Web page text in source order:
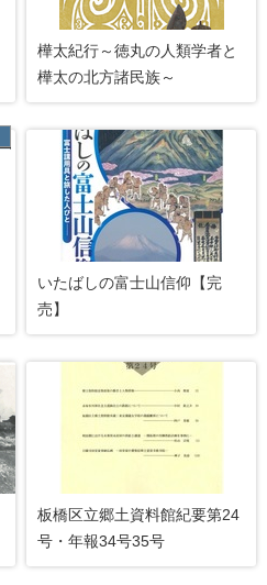
樺太紀行～徳丸の人類学者と
樺太の北方諸民族～
いたばしの富士山信仰【完
売】
板橋区立郷土資料館紀要第24
号・年報34号35号